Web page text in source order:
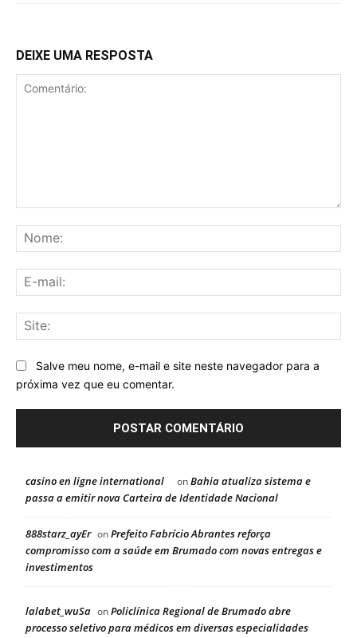
DEIXE UMA RESPOSTA
Salve meu nome, e-mail e site neste navegador para a
próxima vez que eu comentar.
casino en ligne international onBahia atualiza sistema e
passa a emitir nova Carteira de Identidade Nacional
888starz_ayEr onPrefeito Fabrício Abrantes reforça
compromisso com a saúde em Brumado com novas entregas e
investimentos
lalabet_wuSa onPoliclínica Regional de Brumado abre
processo seletivo para médicos em diversas especialidades